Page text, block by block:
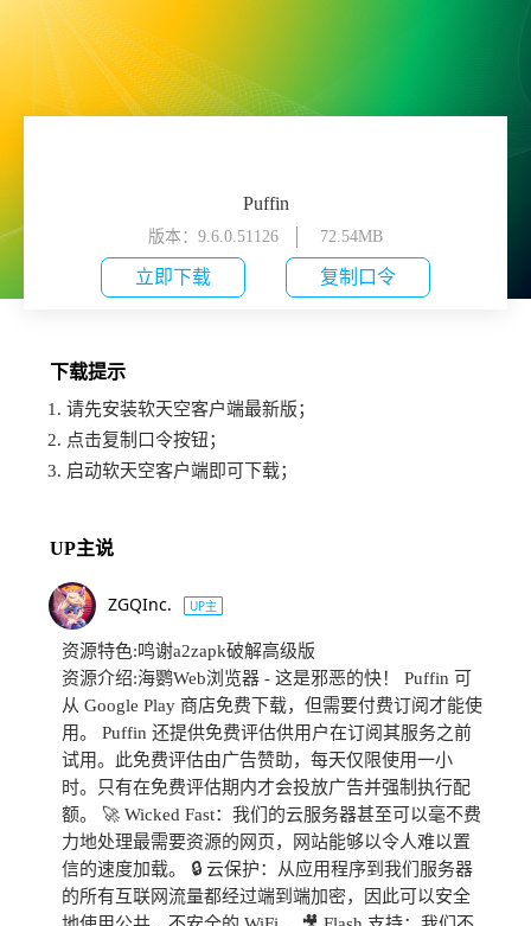
Puffin
版本：9.6.0.51126 72.54MB
立即下载 复制口令
下载提示
1. 请先安装软天空客户端最新版；
2. 点击复制口令按钮；
3. 启动软天空客户端即可下载；
UP主说
ZGQInc. UP主
资源特色:鸣谢a2zapk破解高级版
资源介绍:海鹦Web浏览器 - 这是邪恶的快！ Puffin 可
从 Google Play 商店免费下载，但需要付费订阅才能使
用。 Puffin 还提供免费评估供用户在订阅其服务之前
试用。此免费评估由广告赞助，每天仅限使用一小
时。只有在免费评估期内才会投放广告并强制执行配
额。 🚀 Wicked Fast：我们的云服务器甚至可以毫不费
力地处理最需要资源的网页，网站能够以令人难以置
信的速度加载。 🔒 云保护：从应用程序到我们服务器
的所有互联网流量都经过端到端加密，因此可以安全